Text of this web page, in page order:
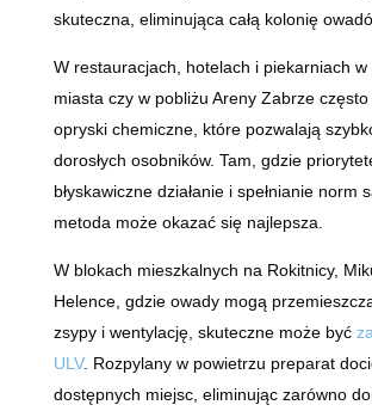
skuteczna, eliminująca całą kolonię
W restauracjach, hotelach i piekarniach w
miasta czy w pobliżu Areny Zabrze
opryski chemiczne, które pozwalają
dorosłych osobników. Tam, gdzie
błyskawiczne działanie i spełnianie norm
metoda może okazać się najlepsza.
W blokach mieszkalnych na Rokitnicy,
Helence, gdzie owady mogą
zsypy i wentylację, skuteczne może być
ULV. Rozpylany w powietrzu preparat
dostępnych miejsc, eliminując zarówno